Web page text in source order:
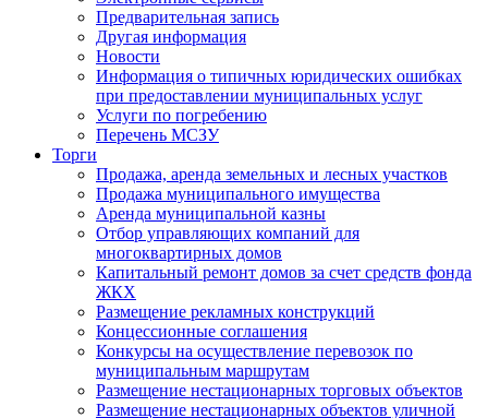
Предварительная запись
Другая информация
Новости
Информация о типичных юридических ошибках
при предоставлении муниципальных услуг
Услуги по погребению
Перечень МСЗУ
Торги
Продажа, аренда земельных и лесных участков
Продажа муниципального имущества
Аренда муниципальной казны
Отбор управляющих компаний для
многоквартирных домов
Капитальный ремонт домов за счет средств фонда
ЖКХ
Размещение рекламных конструкций
Концессионные соглашения
Конкурсы на осуществление перевозок по
муниципальным маршрутам
Размещение нестационарных торговых объектов
Размещение нестационарных объектов уличной